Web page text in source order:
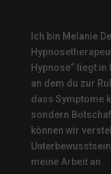
Ich bin Melanie
Hypnose“ liegt
an dem du zur
dass Symptome
sondern
können wir
meine Arbeit an.